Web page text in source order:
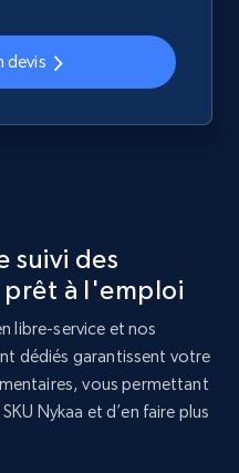
Commencer
Manufacturer,
Commencer
devis
suivi des
à l'emploi
libre-service et nos
dédiés garantissent votre
vous permettant
Nykaa et d’en faire plus